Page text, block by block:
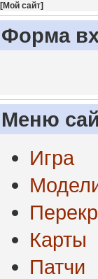
[Мой сайт]
Форма
Меню
Игра
Карты
Патчи